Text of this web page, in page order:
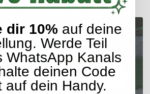
dir 10% auf deine
Werde Teil
WhatsApp Kanals
deinen Code
auf dein Handy.